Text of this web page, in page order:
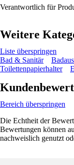
Verantwortlich für
Weitere
Liste überspringen
Bad & Sanitär
Toilettenpapierhalter
Bereich überspringen
Die Echtheit der
Bewertungen können
nachweislich genutzt